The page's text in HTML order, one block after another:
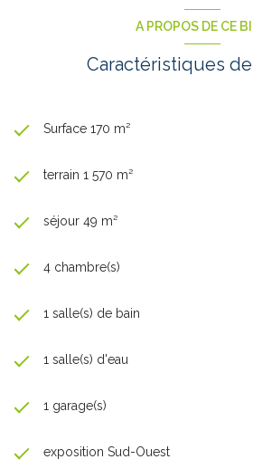
A PROPOS DE CE
Caractéristiques
Surface 170 m²
terrain 1 570 m²
séjour 49 m²
4 chambre(s)
1 salle(s) de bain
1 salle(s) d'eau
1 garage(s)
exposition Sud-Ouest